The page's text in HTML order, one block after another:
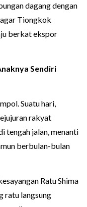
dagang dengan
Tiongkok
berkat ekspor
Sendiri
Suatu hari,
rakyat
tengah jalan, menanti
berbulan-bulan
Ratu Shima
ratu langsung